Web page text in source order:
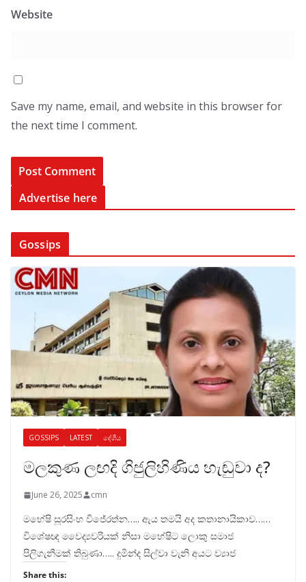
Website
Save my name, email, and website in this browser for
the next time I comment.
Advertise here
Gossips
GOSSIPS LATEST දේශීය
මලකුණ ලඟදි ගිජුලිහිණිය හැඬුවා ද?
June 26, 2025 cmn
මහේෂි සූරසිංහ විජේරත්න….. ඇය තමයි අද කතානායිකාව……
විශේෂඥ වෛද්‍යවරියක් නිසා මහේෂිට ලොකු සමාජ
පිලිගැනීමක් තිබුණා….. දුමින්ද සිල්වා වැනි අයට ව්‍යාජ
Share this: